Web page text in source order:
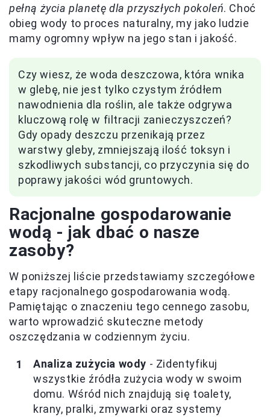
pełną życia planetę dla przyszłych pokoleń. Choć
obieg wody to proces naturalny, my jako ludzie
mamy ogromny wpływ na jego stan i jakość.
Czy wiesz, że woda deszczowa, która wnika
w glebę, nie jest tylko czystym źródłem
nawodnienia dla roślin, ale także odgrywa
kluczową rolę w filtracji zanieczyszczeń?
Gdy opady deszczu przenikają przez
warstwy gleby, zmniejszają ilość toksyn i
szkodliwych substancji, co przyczynia się do
poprawy jakości wód gruntowych.
Racjonalne gospodarowanie
wodą - jak dbać o nasze
zasoby?
W poniższej liście przedstawiamy szczegółowe
etapy racjonalnego gospodarowania wodą.
Pamiętając o znaczeniu tego cennego zasobu,
warto wprowadzić skuteczne metody
oszczędzania w codziennym życiu.
Analiza zużycia wody - Zidentyfikuj
wszystkie źródła zużycia wody w swoim
domu. Wśród nich znajdują się toalety,
krany, pralki, zmywarki oraz systemy